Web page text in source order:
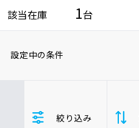
該当在庫 1台
設定中の条件
絞り込み